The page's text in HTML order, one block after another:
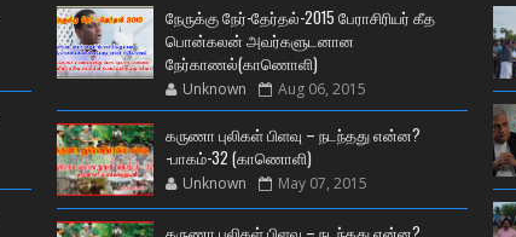
நேருக்கு நேர்-தேர்தல்-2015 பேராசிரியர் கீத
பொன்கலன் அவர்களுடனான
நேர்காணல்(காணொளி)
Unknown Aug 06, 2015
கருணா புலிகள் பிளவு – நடந்தது என்ன?
-பாகம்-32 (காணொளி)
Unknown May 07, 2015
கருணா புலிகள் பிளவு – நடந்தது என்ன?